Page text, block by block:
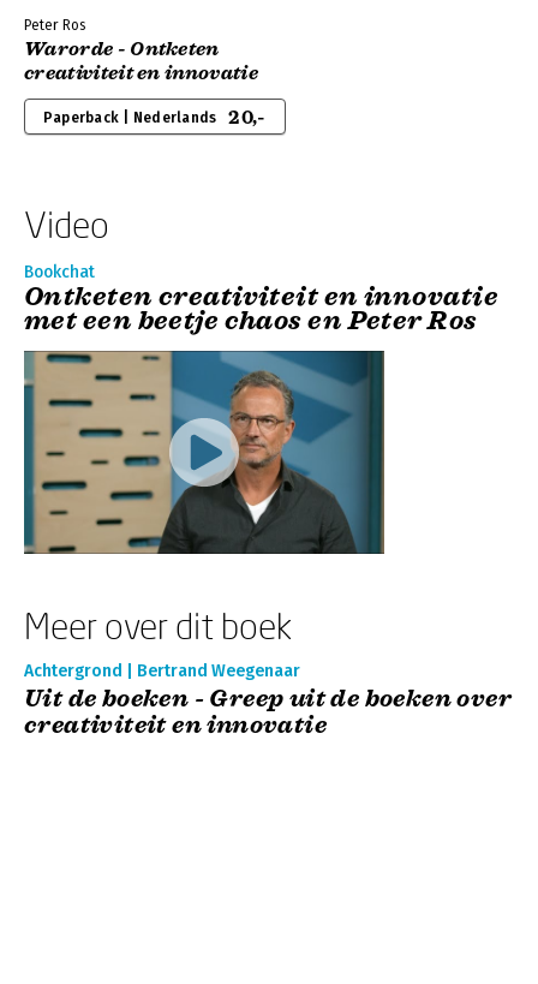
Peter Ros
Warorde - Ontketen
creativiteit en innovatie
Paperback | Nederlands 20,-
Video
Bookchat
Ontketen creativiteit en innovatie
met een beetje chaos en Peter Ros
Meer over dit boek
Achtergrond | Bertrand Weegenaar
Uit de boeken - Greep uit de boeken over
creativiteit en innovatie